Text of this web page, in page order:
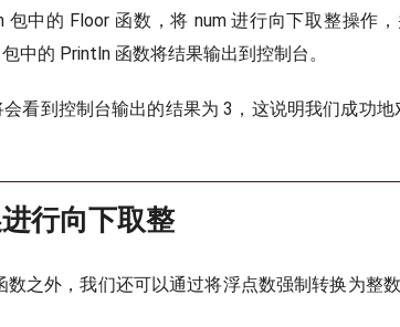
包中的 Floor 函数，将 num 进行向下取整操作
中的 Println 函数将结果输出到控制台。
看到控制台输出的结果为 3，这说明我们成功地
行向下取整
数之外，我们还可以通过将浮点数强制转换为整